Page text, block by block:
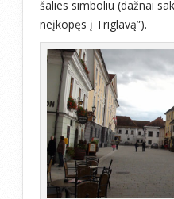
šalies simboliu (dažnai
neįkopęs į Triglavą”).